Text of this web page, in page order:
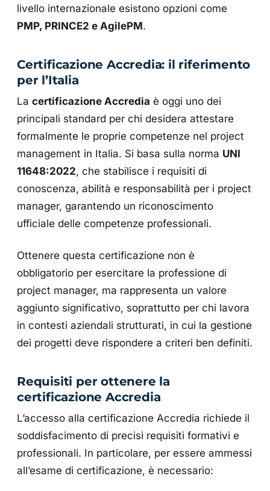
livello internazionale esistono opzioni come
PMP, PRINCE2 e AgilePM.
Certificazione Accredia: il riferimento
per l’Italia
La certificazione Accredia è oggi uno dei
principali standard per chi desidera attestare
formalmente le proprie competenze nel project
management in Italia. Si basa sulla norma UNI
11648:2022, che stabilisce i requisiti di
conoscenza, abilità e responsabilità per i project
manager, garantendo un riconoscimento
ufficiale delle competenze professionali.
Ottenere questa certificazione non è
obbligatorio per esercitare la professione di
project manager, ma rappresenta un valore
aggiunto significativo, soprattutto per chi lavora
in contesti aziendali strutturati, in cui la gestione
dei progetti deve rispondere a criteri ben definiti.
Requisiti per ottenere la
certificazione Accredia
L’accesso alla certificazione Accredia richiede il
soddisfacimento di precisi requisiti formativi e
professionali. In particolare, per essere ammessi
all’esame di certificazione, è necessario: